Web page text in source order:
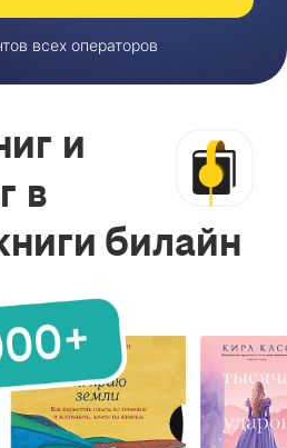
всех операторов
и
в
билайн